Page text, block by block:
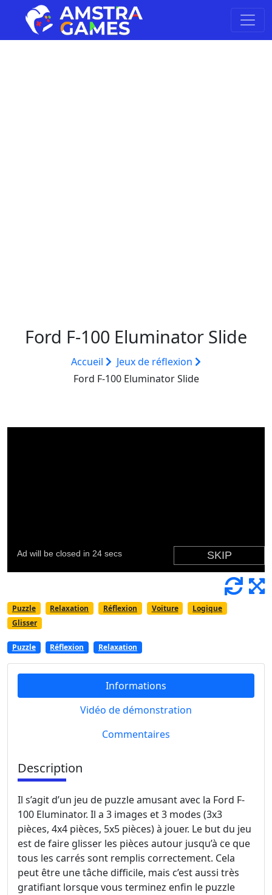
Ford F-100 Eluminator Slide
Accueil
Jeux de réflexion
Ford F-100 Eluminator Slide
Puzzle Relaxation Réflexion Voiture
Logique
Glisser
Puzzle Réflexion Relaxation
Informations
Vidéo de démonstration
Commentaires
Description
Il s’agit d’un jeu de puzzle amusant avec la Ford F-
100 Eluminator. Il a 3 images et 3 modes (3x3
pièces, 4x4 pièces, 5x5 pièces) à jouer. Le but du jeu
est de faire glisser les pièces autour jusqu’à ce que
tous les carrés sont remplis correctement. Cela
peut être une tâche difficile, mais c’est aussi très
gratifiant lorsque vous terminez enfin le puzzle